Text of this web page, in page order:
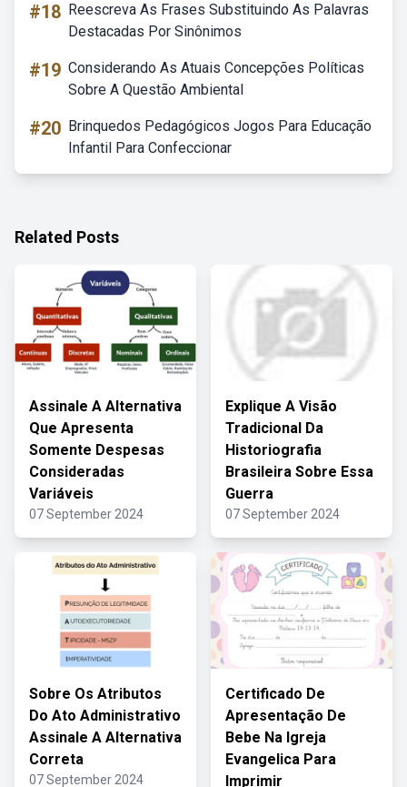
#18 Reescreva As Frases Substituindo As Palavras
Destacadas Por Sinônimos
#19 Considerando As Atuais Concepções Políticas
Sobre A Questão Ambiental
#20 Brinquedos Pedagógicos Jogos Para Educação
Infantil Para Confeccionar
Related Posts
Assinale A Alternativa
Que Apresenta
Somente Despesas
Consideradas
Variáveis
07 September 2024
Explique A Visão
Tradicional Da
Historiografia
Brasileira Sobre Essa
Guerra
07 September 2024
Sobre Os Atributos
Do Ato Administrativo
Assinale A Alternativa
Correta
07 September 2024
Certificado De
Apresentação De
Bebe Na Igreja
Evangelica Para
Imprimir